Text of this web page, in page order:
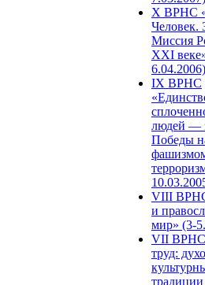
X ВРНС
Человек.
Миссия
XXI
6.04.2006)
IX ВРНС
людей —
Победы
VIII
и
мир» (3-
VII ВРНС
труд: